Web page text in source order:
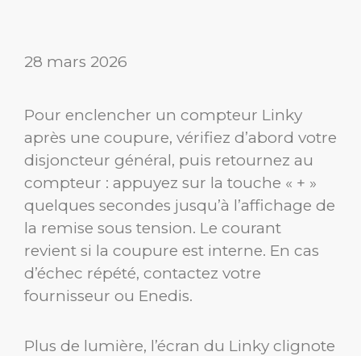
28 mars 2026
Pour enclencher un compteur Linky
après une coupure, vérifiez d’abord votre
disjoncteur général, puis retournez au
compteur : appuyez sur la touche « + »
quelques secondes jusqu’à l’affichage de
la remise sous tension. Le courant
revient si la coupure est interne. En cas
d’échec répété, contactez votre
fournisseur ou Enedis.
Plus de lumière, l’écran du Linky clignote